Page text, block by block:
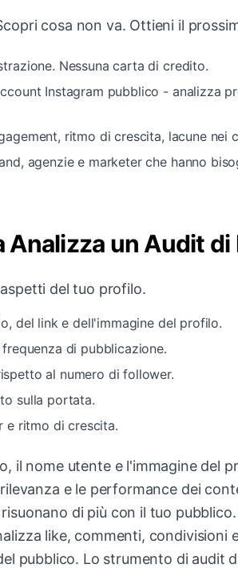
cosa non va. Ottieni il
Nessuna carta di credito.
Instagram pubblico - analizza
ritmo di crescita, lacune nei
agenzie e marketer che hanno
Analizza un Audit
del tuo profilo.
del link e dell'immagine del profilo.
di pubblicazione.
al numero di follower.
sulla portata.
e ritmo di crescita.
il nome utente e l'immagine del
e le performance dei
di più con il tuo
like, commenti, condivisioni
pubblico. Lo strumento di audit